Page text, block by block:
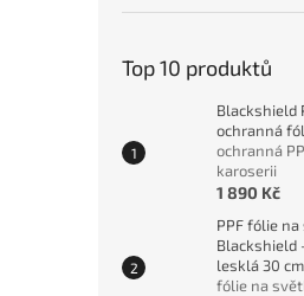
Top 10 produktů
Blackshield
ochranná
ochranná
karoserii
1 890 Kč
PPF fólie
lesklá 30 cm
fólie na